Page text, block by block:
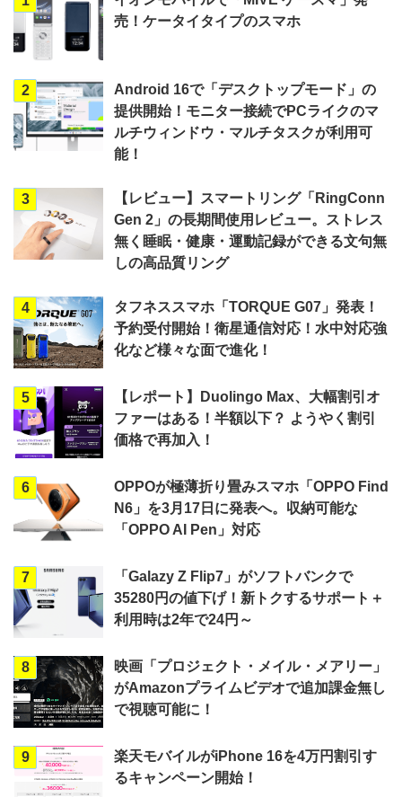
売！ケータイタイプのスマホ
2
Android 16で「デスクトップモード」の
提供開始！モニター接続でPCライクのマ
ルチウィンドウ・マルチタスクが利用可
能！
3
【レビュー】スマートリング「RingConn
Gen 2」の長期間使用レビュー。ストレス
無く睡眠・健康・運動記録ができる文句無
しの高品質リング
4
タフネススマホ「TORQUE G07」発表！
予約受付開始！衛星通信対応！水中対応強
化など様々な面で進化！
5
【レポート】Duolingo Max、大幅割引オ
ファーはある！半額以下？ ようやく割引
価格で再加入！
6
OPPOが極薄折り畳みスマホ「OPPO Find
N6」を3月17日に発表へ。収納可能な
「OPPO AI Pen」対応
7
「Galazy Z Flip7」がソフトバンクで
35280円の値下げ！新トクするサポート＋
利用時は2年で24円～
8
映画「プロジェクト・メイル・メアリー」
がAmazonプライムビデオで追加課金無し
で視聴可能に！
9
楽天モバイルがiPhone 16を4万円割引す
るキャンペーン開始！